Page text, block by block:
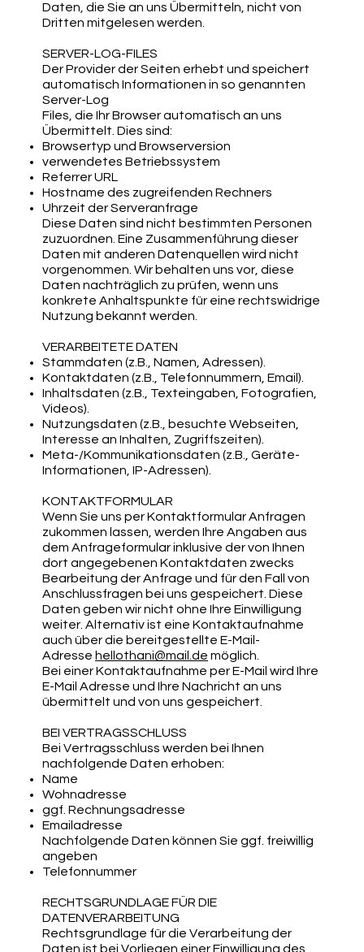
Daten, die Sie an uns Übermitteln, nicht von
Dritten mitgelesen werden.
SERVER-LOG-FILES
Der Provider der Seiten erhebt und speichert
automatisch Informationen in so genannten
Server-Log
Files, die Ihr Browser automatisch an uns
Übermittelt. Dies sind:
Browsertyp und Browserversion
verwendetes Betriebssystem
Referrer URL
Hostname des zugreifenden Rechners
Uhrzeit der Serveranfrage
Diese Daten sind nicht bestimmten Personen
zuzuordnen. Eine Zusammenführung dieser
Daten mit anderen Datenquellen wird nicht
vorgenommen. Wir behalten uns vor, diese
Daten nachträglich zu prüfen, wenn uns
konkrete Anhaltspunkte für eine rechtswidrige
Nutzung bekannt werden.
VERARBEITETE DATEN
Stammdaten (z.B., Namen, Adressen).
Kontaktdaten (z.B., Telefonnummern, Email).
Inhaltsdaten (z.B., Texteingaben, Fotografien,
Videos).
Nutzungsdaten (z.B., besuchte Webseiten,
Interesse an Inhalten, Zugriffszeiten).
Meta-/Kommunikationsdaten (z.B., Geräte-
Informationen, IP-Adressen).
KONTAKTFORMULAR
Wenn Sie uns per Kontaktformular Anfragen
zukommen lassen, werden Ihre Angaben aus
dem Anfrageformular inklusive der von Ihnen
dort angegebenen Kontaktdaten zwecks
Bearbeitung der Anfrage und für den Fall von
Anschlussfragen bei uns gespeichert. Diese
Daten geben wir nicht ohne Ihre Einwilligung
weiter. Alternativ ist eine Kontaktaufnahme
auch über die bereitgestellte E-Mail-
Adresse hellothani@mail.de möglich.
Bei einer Kontaktaufnahme per E-Mail wird Ihre
E-Mail Adresse und Ihre Nachricht an uns
übermittelt und von uns gespeichert.
BEI VERTRAGSSCHLUSS
Bei Vertragsschluss werden bei Ihnen
nachfolgende Daten erhoben:
Name
Wohnadresse
ggf. Rechnungsadresse
Emailadresse
Nachfolgende Daten können Sie ggf. freiwillig
angeben
Telefonnummer
RECHTSGRUNDLAGE FÜR DIE
DATENVERARBEITUNG
Rechtsgrundlage für die Verarbeitung der
Daten ist bei Vorliegen einer Einwilligung des